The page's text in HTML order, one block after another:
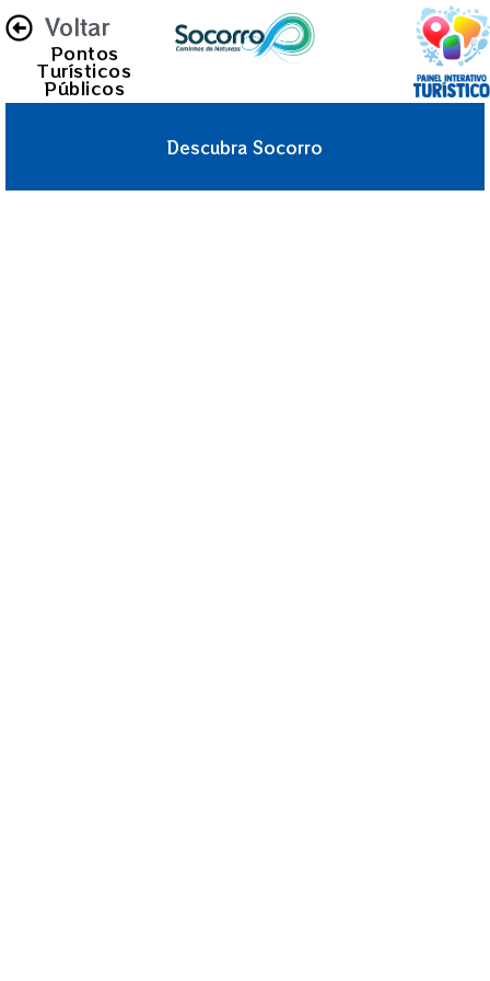
Voltar
Pontos
Turísticos
Públicos
Descubra Socorro